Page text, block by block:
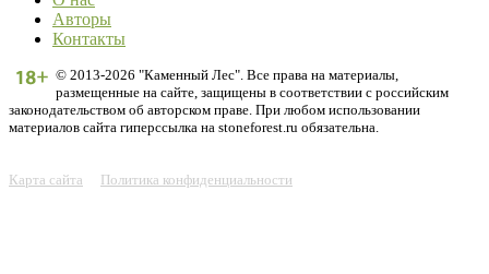
Авторы
Контакты
© 2013-2026 "Каменный Лес". Все права на материалы,
размещенные на сайте, защищены в соответствии с российским
законодательством об авторском праве. При любом использовании
материалов сайта гиперссылка на stoneforest.ru обязательна.
Карта сайта Политика конфиденциальности